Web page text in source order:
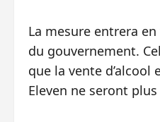
La mesure entrera
du gouvernement.
que la vente
Eleven ne seront